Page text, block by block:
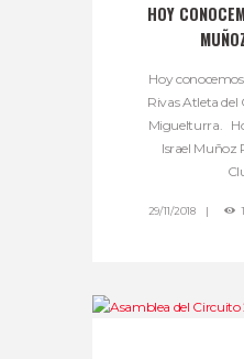
HOY
Hoy
Rivas Atleta del
Miguelturra.
Israel Muñoz
29/11/2018